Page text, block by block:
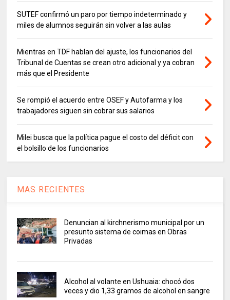
SUTEF confirmó un paro por tiempo indeterminado y
miles de alumnos seguirán sin volver a las aulas
Mientras en TDF hablan del ajuste, los funcionarios del
Tribunal de Cuentas se crean otro adicional y ya cobran
más que el Presidente
Se rompió el acuerdo entre OSEF y Autofarma y los
trabajadores siguen sin cobrar sus salarios
Milei busca que la política pague el costo del déficit con
el bolsillo de los funcionarios
MAS RECIENTES
Denuncian al kirchnerismo municipal por un
presunto sistema de coimas en Obras
Privadas
Alcohol al volante en Ushuaia: chocó dos
veces y dio 1,33 gramos de alcohol en sangre